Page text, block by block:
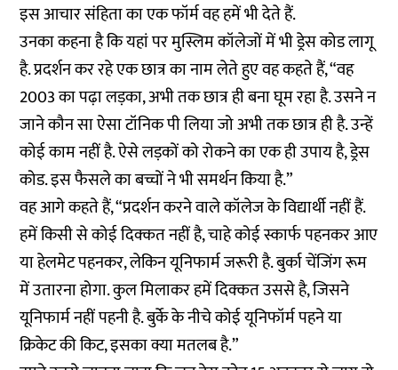
इस आचार संहिता का एक फॉर्म वह हमें भी देते हैं.
उनका कहना है कि यहां पर मुस्लिम कॉलेजों में भी ड्रेस कोड लागू
है. प्रदर्शन कर रहे एक छात्र का नाम लेते हुए वह कहते हैं, “वह
2003 का पढ़ा लड़का, अभी तक छात्र ही बना घूम रहा है. उसने न
जाने कौन सा ऐसा टॉनिक पी लिया जो अभी तक छात्र ही है. उन्हें
कोई काम नहीं है. ऐसे लड़कों को रोकने का एक ही उपाय है, ड्रेस
कोड. इस फैसले का बच्चों ने भी समर्थन किया है.”
वह आगे कहते हैं, “प्रदर्शन करने वाले कॉलेज के विद्यार्थी नहीं हैं.
हमें किसी से कोई दिक्कत नहीं है, चाहे कोई स्कार्फ पहनकर आए
या हेलमेट पहनकर, लेकिन यूनिफार्म जरूरी है. बुर्का चेंजिंग रूम
में उतारना होगा. कुल मिलाकर हमें दिक्कत उससे है, जिसने
यूनिफार्म नहीं पहनी है. बुर्के के नीचे कोई यूनिफॉर्म पहने या
क्रिकेट की किट, इसका क्या मतलब है.”